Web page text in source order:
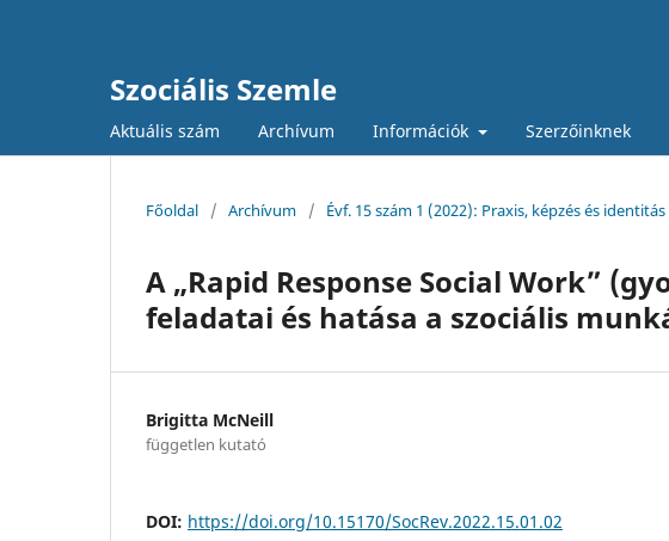
Szociális Szemle
Aktuális szám Archívum Információk Szerzőinknek
Főoldal / Archívum / Évf. 15 szám 1 (2022): Praxis, képzés és identitás
A „Rapid Response Social Work”
feladatai és hatása a szociális
Brigitta McNeill
független kutató
DOI: https://doi.org/10.15170/SocRev.2022.15.01.02